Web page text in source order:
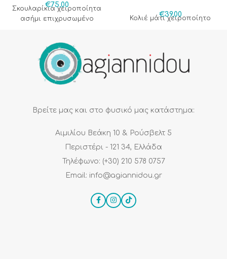
€75,00
Σκουλαρίκια χειροποίητα
ασήμι επιχρυσωμένο
€39,00
Κολιέ μάτι χειροποίητο
Βρείτε μας και στο φυσικό μας κατάστημα:
Αιμιλίου Βεάκη 10 & Ρούσβελτ 5
Περιστέρι - 121 34, Ελλάδα
Τηλέφωνο: (+30) 210 578 0757
Email: info@agiannidou.gr